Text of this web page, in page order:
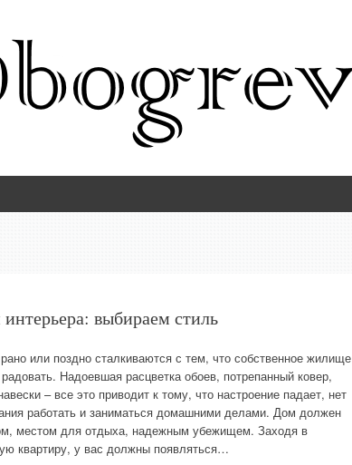
выбираем стиль
или поздно сталкиваются с тем, что собственное жилище
радовать. Надоевшая расцветка обоев, потрепанный ковер,
– все это приводит к тому, что настроение падает, нет
работать и заниматься домашними делами. Дом должен
местом для отдыха, надежным убежищем. Заходя в
квартиру, у вас должны появляться…